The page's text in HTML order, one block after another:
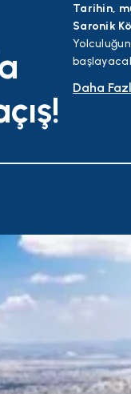
Tarihin,
Saronik
Atlı
Yemyeşil
derecede
Son
tarihi
Daha